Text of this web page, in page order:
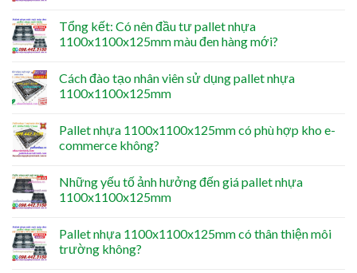
Tổng kết: Có nên đầu tư pallet nhựa
1100x1100x125mm màu đen hàng mới?
Cách đào tạo nhân viên sử dụng pallet nhựa
1100x1100x125mm
Pallet nhựa 1100x1100x125mm có phù hợp kho e-
commerce không?
Những yếu tố ảnh hưởng đến giá pallet nhựa
1100x1100x125mm
Pallet nhựa 1100x1100x125mm có thân thiện môi
trường không?